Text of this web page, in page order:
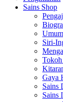
Sains Shop
Umum
Siri-
Gaya
Sains
Sains